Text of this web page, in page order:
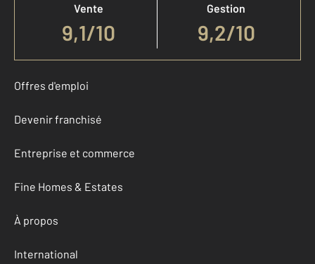
Vente
9,1/10
Gestion
9,2/10
Offres d'emploi
Devenir franchisé
Entreprise et commerce
Fine Homes & Estates
À propos
International